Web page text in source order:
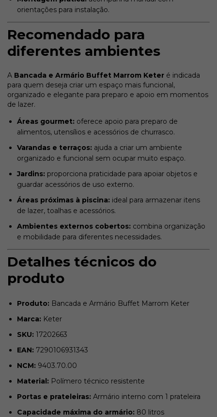
orientações para instalação.
Recomendado para
diferentes ambientes
A Bancada e Armário Buffet Marrom Keter é indicada
para quem deseja criar um espaço mais funcional,
organizado e elegante para preparo e apoio em momentos
de lazer.
Áreas gourmet: oferece apoio para preparo de
alimentos, utensílios e acessórios de churrasco.
Varandas e terraços: ajuda a criar um ambiente
organizado e funcional sem ocupar muito espaço.
Jardins: proporciona praticidade para apoiar objetos e
guardar acessórios de uso externo.
Áreas próximas à piscina: ideal para armazenar itens
de lazer, toalhas e acessórios.
Ambientes externos cobertos: combina organização
e mobilidade para diferentes necessidades.
Detalhes técnicos do
produto
Produto: Bancada e Armário Buffet Marrom Keter
Marca: Keter
SKU: 17202663
EAN: 7290106931343
NCM: 9403.70.00
Material: Polímero técnico resistente
Portas e prateleiras: Armário interno com 1 prateleira
Capacidade máxima do armário: 80 litros